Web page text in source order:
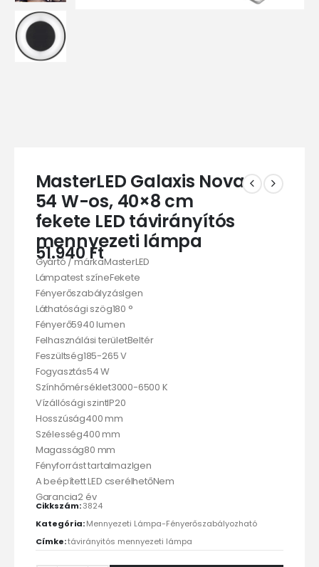
MasterLED Galaxis Nova
54 W-os, 40×8 cm
fekete LED távirányítós
mennyezeti lámpa
51.940Ft
Gyártó / márkaMasterLED
Lámpatest színeFekete
FényerőszabályzásIgen
Láthatósági szög180 °
Fényerő5940 lumen
Felhasználási területBeltér
Feszültség185-265 V
Fogyasztás54 W
Színhőmérséklet3000-6500 K
Vízállósági szintIP20
Hosszúság400 mm
Szélesség400 mm
Magasság80 mm
Fényforrást tartalmazIgen
A beépített LED cserélhetőNem
Garancia2 év
Cikkszám:3824
Kategória:Mennyezeti Lámpa-Fényerőszabályozható
Címke:távirányitós mennyezeti lámpa